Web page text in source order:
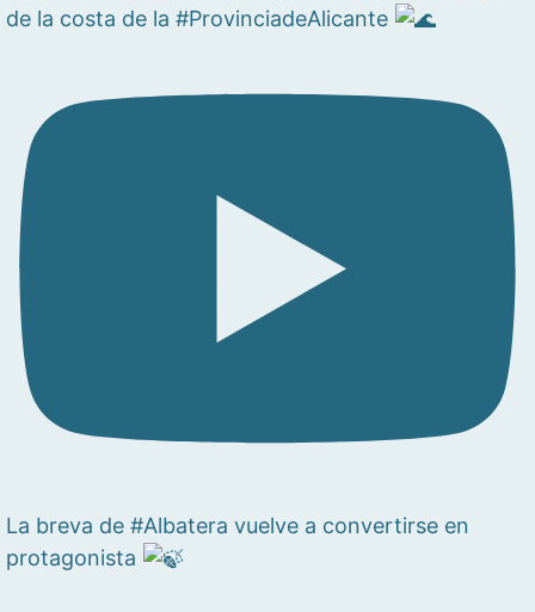
de la costa de la #ProvinciadeAlicante
La breva de #Albatera vuelve a convertirse en
protagonista